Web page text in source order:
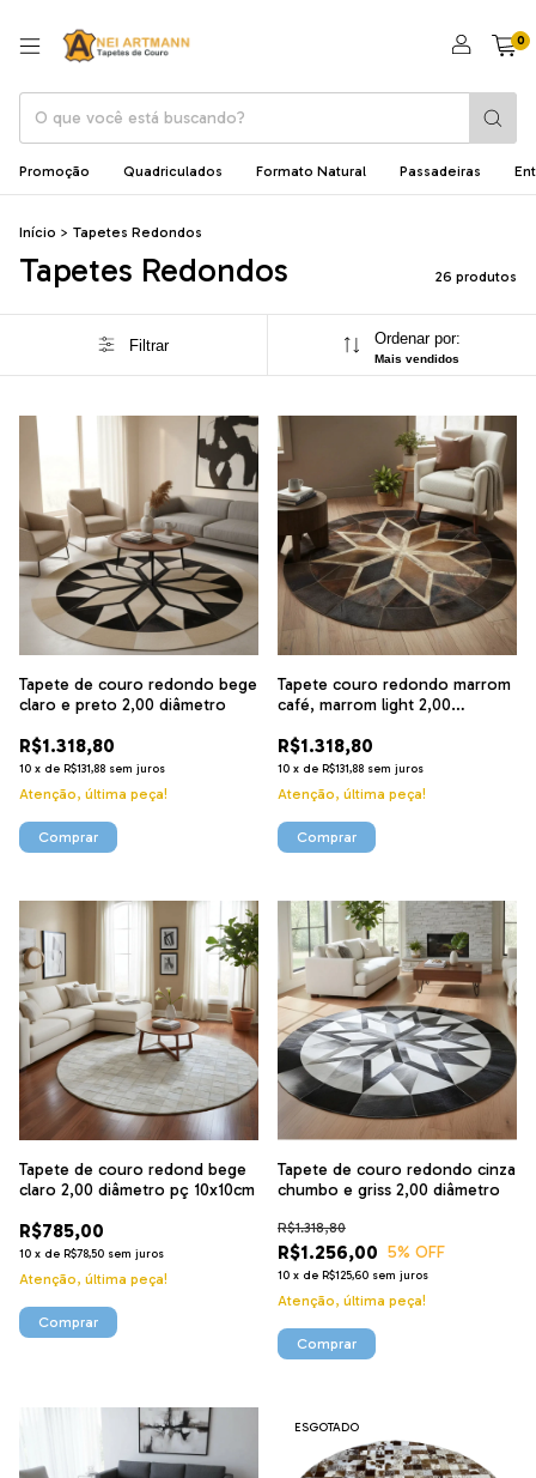
0
Promoção Quadriculados Formato Natural Passadeiras
Início > Tapetes Redondos
Tapetes Redondos 26 produtos
Filtrar Ordenar por:
Mais vendidos
Tapete de couro redondo bege
claro e preto 2,00 diâmetro
R$1.318,80
10 x de R$131,88 sem juros
Atenção, última peça!
Tapete couro redondo marrom
café, marrom light 2,00
R$1.318,80
10 x de R$131,88 sem juros
Atenção, última peça!
Tapete de couro redond bege
claro 2,00 diâmetro pç 10x10cm
R$785,00
10 x de R$78,50 sem juros
Atenção, última peça!
Tapete de couro redondo cinza
chumbo e griss 2,00 diâmetro
R$1.256,00
R$1.318,80
5% OFF
10 x de R$125,60 sem juros
Atenção, última peça!
ESGOTADO